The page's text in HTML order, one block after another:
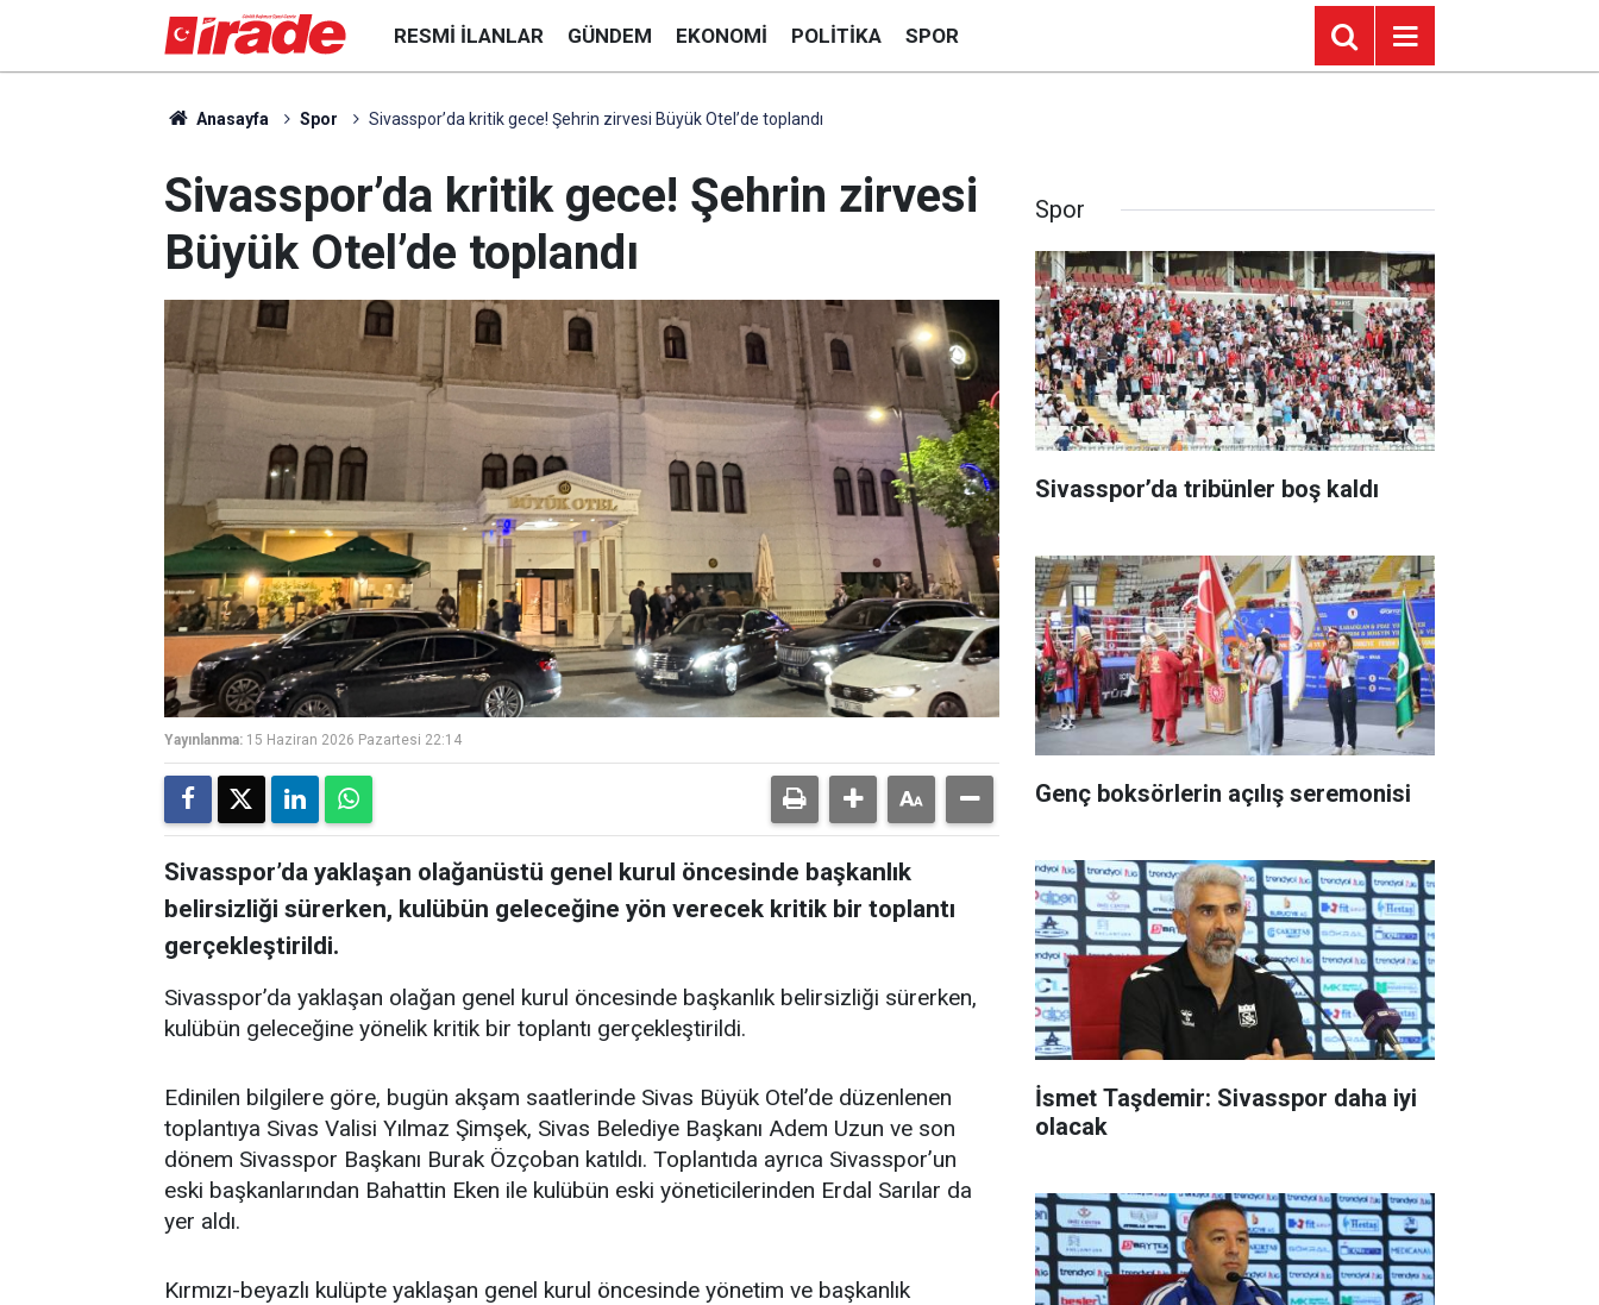
RESMI İLANLAR GÜNDEM EKONOMI POLITIKA SPOR
Anasayfa Spor Sivasspor’da kritik gece! Şehrin zirvesi Büyük Otel’de toplandı
Sivasspor’da kritik gece! Şehrin zirvesi
Büyük Otel’de toplandı
Yayınlanma: 15 Haziran 2026 Pazartesi 22:14
Sivasspor’da yaklaşan olağanüstü genel kurul öncesinde başkanlık
belirsizliği sürerken, kulübün geleceğine yön verecek kritik bir toplantı
gerçekleştirildi.
Sivasspor’da yaklaşan olağan genel kurul öncesinde başkanlık belirsizliği sürerken,
kulübün geleceğine yönelik kritik bir toplantı gerçekleştirildi.
Edinilen bilgilere göre, bugün akşam saatlerinde Sivas Büyük Otel’de düzenlenen
toplantıya Sivas Valisi Yılmaz Şimşek, Sivas Belediye Başkanı Adem Uzun ve son
dönem Sivasspor Başkanı Burak Özçoban katıldı. Toplantıda ayrıca Sivasspor’un
eski başkanlarından Bahattin Eken ile kulübün eski yöneticilerinden Erdal Sarılar da
yer aldı.
Kırmızı-beyazlı kulüpte yaklaşan genel kurul öncesinde yönetim ve başkanlık
Spor
Sivasspor’da tribünler boş kaldı
Genç boksörlerin açılış seremonisi
İsmet Taşdemir: Sivasspor daha iyi
olacak